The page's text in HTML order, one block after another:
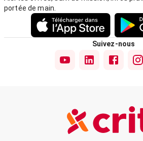
portée de main.
Suivez-nous